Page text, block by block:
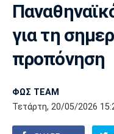
ΒΟΛΕΪ
AUTO-MOTO
Super League 1
Super League 2
Γ Εθνική
Ελλάδα
Μπάσκετ
Ελλάδα
Εθνική
EuroLeague
Ολυμπιακοί
Βόλεϊ
Πόλο
Ολυμπιακός
Παναθηναϊκός
για τη
προπόνηση
ΦΩΣ TEAM
Τετάρτη, 20/05/2026